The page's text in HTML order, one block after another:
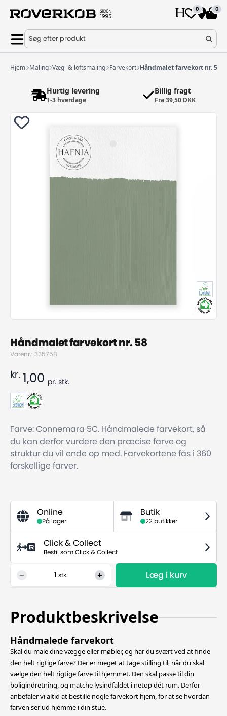
0 0
Søg efter produkt
Hjem Maling Væg- & loftsmaling Farvekort Håndmalet farvekort nr. 58
Hurtig levering
1-3 hverdage
Billig fragt
Fra 39,50 DKK
Håndmalet farvekort nr. 58
Varenr.: 335758
kr. 1,00 pr. stk.
Farve: Connemara 5C. Håndmalede farvekort, så
du kan derfor vurdere den præcise farve og
struktur du vil ende op med. Farvekortene fås i 360
forskellige farver.
Online
På lager
Butik
22 butikker
Click & Collect
Bestil som Click & Collect
stk. Læg i kurv
Produktbeskrivelse
Håndmalede farvekort
Skal du male dine vægge eller møbler, og har du svært ved at finde
den helt rigtige farve? Der er meget at tage stilling til, når du skal
vælge den helt rigtige farve til hjemmet. Den skal passe til din
boligindretning,og matche lysindfaldet i netop dét rum. Derfor
anbefaler vi altid at bestille nogle farvekort hjem, for at se hvordan
farven ser ud hjemme i din stue.